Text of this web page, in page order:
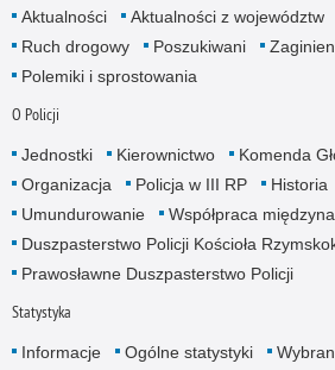
Aktualności Aktualności z województw
Ruch drogowy
Poszukiwani
Polemiki i sprostowania
O Policji
Jednostki Kierownictwo
Komenda
Organizacja
Policja w III RP Historia
Umundurowanie
Współpraca
Duszpasterstwo Policji Kościoła
Prawosławne Duszpasterstwo Policji
Statystyka
Informacje Ogólne statystyki